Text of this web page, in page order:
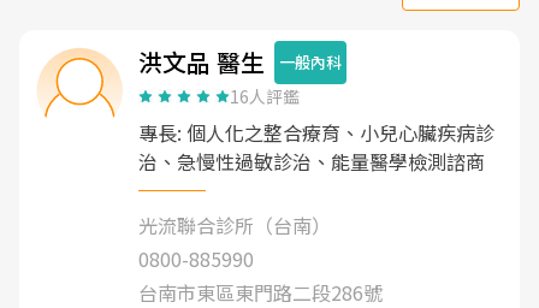
洪文品 醫生 一般內科
16人評鑑
專長: 個人化之整合療育、小兒心臟疾病診
治、急慢性過敏診治、能量醫學檢測諮商
光流聯合診所（台南）
0800-885990
台南市東區東門路二段286號